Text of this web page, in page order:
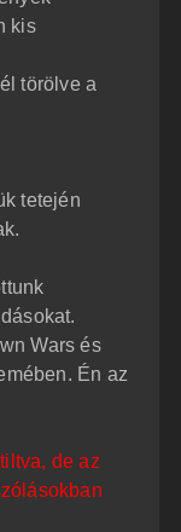
kis
törölve a
tetején
Wars és
Én az
de az